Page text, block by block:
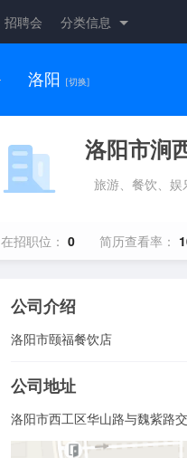
招聘会 分类信息
洛阳 [切换]
洛阳市涧
旅游、餐饮、
在招职位： 0 简历查看率：
公司介绍
洛阳市颐福餐饮店
公司地址
洛阳市西工区华山路与魏紫路